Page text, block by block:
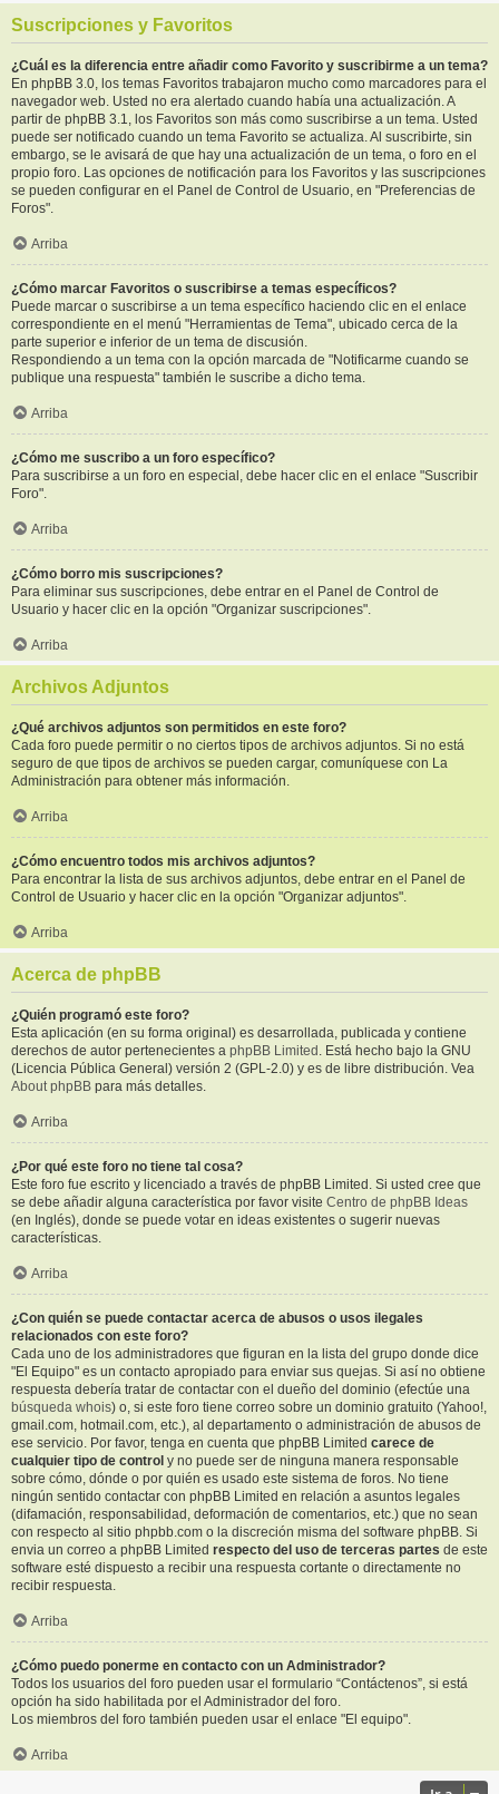
Suscripciones y Favoritos
¿Cuál es la diferencia entre añadir como Favorito y suscribirme a un tema?
En phpBB 3.0, los temas Favoritos trabajaron mucho como marcadores para el
navegador web. Usted no era alertado cuando había una actualización. A
partir de phpBB 3.1, los Favoritos son más como suscribirse a un tema. Usted
puede ser notificado cuando un tema Favorito se actualiza. Al suscribirte, sin
embargo, se le avisará de que hay una actualización de un tema, o foro en el
propio foro. Las opciones de notificación para los Favoritos y las suscripciones
se pueden configurar en el Panel de Control de Usuario, en "Preferencias de
Foros".
Arriba
¿Cómo marcar Favoritos o suscribirse a temas específicos?
Puede marcar o suscribirse a un tema específico haciendo clic en el enlace
correspondiente en el menú "Herramientas de Tema", ubicado cerca de la
parte superior e inferior de un tema de discusión.
Respondiendo a un tema con la opción marcada de "Notificarme cuando se
publique una respuesta" también le suscribe a dicho tema.
Arriba
¿Cómo me suscribo a un foro específico?
Para suscribirse a un foro en especial, debe hacer clic en el enlace "Suscribir
Foro".
Arriba
¿Cómo borro mis suscripciones?
Para eliminar sus suscripciones, debe entrar en el Panel de Control de
Usuario y hacer clic en la opción "Organizar suscripciones".
Arriba
Archivos Adjuntos
¿Qué archivos adjuntos son permitidos en este foro?
Cada foro puede permitir o no ciertos tipos de archivos adjuntos. Si no está
seguro de que tipos de archivos se pueden cargar, comuníquese con La
Administración para obtener más información.
Arriba
¿Cómo encuentro todos mis archivos adjuntos?
Para encontrar la lista de sus archivos adjuntos, debe entrar en el Panel de
Control de Usuario y hacer clic en la opción "Organizar adjuntos".
Arriba
Acerca de phpBB
¿Quién programó este foro?
Esta aplicación (en su forma original) es desarrollada, publicada y contiene
derechos de autor pertenecientes a phpBB Limited . Está hecho bajo la GNU
(Licencia Pública General) versión 2 (GPL-2.0) y es de libre distribución. Vea
About phpBB para más detalles.
Arriba
¿Por qué este foro no tiene tal cosa?
Este foro fue escrito y licenciado a través de phpBB Limited. Si usted cree que
se debe añadir alguna característica por favor visite Centro de phpBB Ideas
(en Inglés), donde se puede votar en ideas existentes o sugerir nuevas
características.
Arriba
¿Con quién se puede contactar acerca de abusos o usos ilegales
relacionados con este foro?
Cada uno de los administradores que figuran en la lista del grupo donde dice
"El Equipo" es un contacto apropiado para enviar sus quejas. Si así no obtiene
respuesta debería tratar de contactar con el dueño del dominio (efectúe una
búsqueda whois) o, si este foro tiene correo sobre un dominio gratuito (Yahoo!,
gmail.com, hotmail.com, etc.), al departamento o administración de abusos de
ese servicio. Por favor, tenga en cuenta que phpBB Limited carece de
cualquier tipo de control y no puede ser de ninguna manera responsable
sobre cómo, dónde o por quién es usado este sistema de foros. No tiene
ningún sentido contactar con phpBB Limited en relación a asuntos legales
(difamación, responsabilidad, deformación de comentarios, etc.) que no sean
con respecto al sitio phpbb.com o la discreción misma del software phpBB. Si
envia un correo a phpBB Limited respecto del uso de terceras partes de este
software esté dispuesto a recibir una respuesta cortante o directamente no
recibir respuesta.
Arriba
¿Cómo puedo ponerme en contacto con un Administrador?
Todos los usuarios del foro pueden usar el formulario “Contáctenos”, si está
opción ha sido habilitada por el Administrador del foro.
Los miembros del foro también pueden usar el enlace "El equipo".
Arriba